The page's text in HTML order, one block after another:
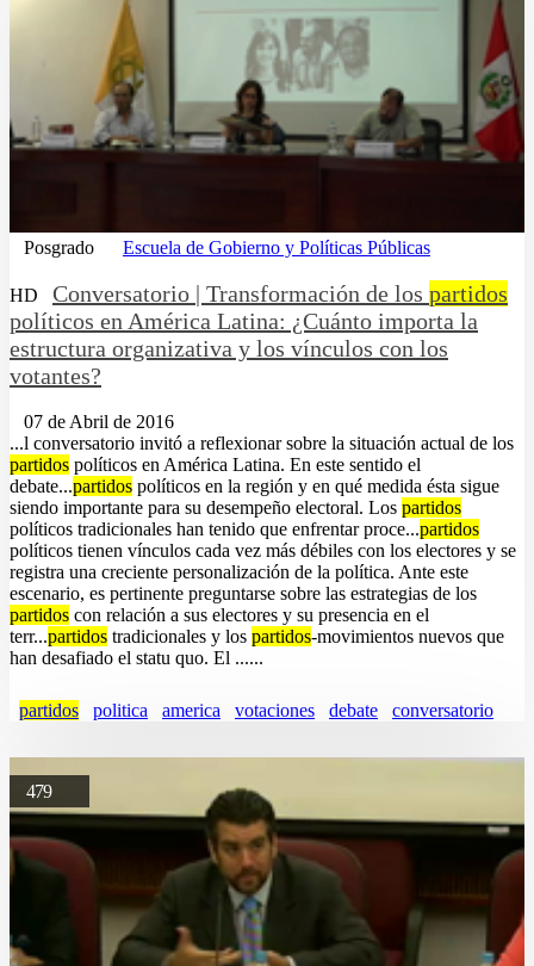
Posgrado Escuela de Gobierno y Políticas Públicas
HD Conversatorio | Transformación de los partidos
políticos en América Latina: ¿Cuánto importa la
estructura organizativa y los vínculos con los
votantes?
07 de Abril de 2016
...l conversatorio invitó a reflexionar sobre la situación actual de los
partidos políticos en América Latina. En este sentido el
debate...partidos políticos en la región y en qué medida ésta sigue
siendo importante para su desempeño electoral. Los partidos
políticos tradicionales han tenido que enfrentar proce...partidos
políticos tienen vínculos cada vez más débiles con los electores y se
registra una creciente personalización de la política. Ante este
escenario, es pertinente preguntarse sobre las estrategias de los
partidos con relación a sus electores y su presencia en el
terr...partidos tradicionales y los partidos-movimientos nuevos que
han desafiado el statu quo. El ......
partidos politica america votaciones debate conversatorio
479